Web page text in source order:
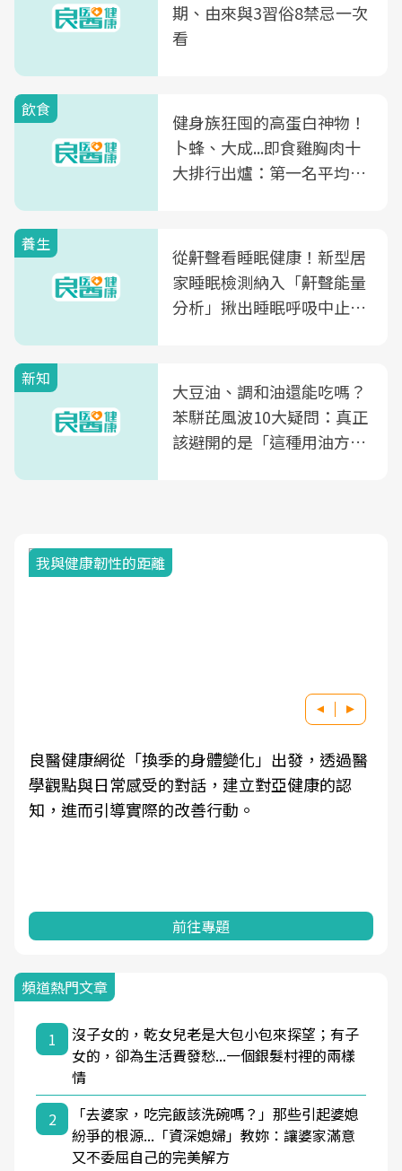
期、由來與3習俗8禁忌一次
看
飲食
健身族狂囤的高蛋白神物！
卜蜂、大成...即食雞胸肉十
大排行出爐：第一名平均一
養生
從鼾聲看睡眠健康！新型居
家睡眠檢測納入「鼾聲能量
分析」揪出睡眠呼吸中止症
新知
大豆油、調和油還能吃嗎？
苯駢芘風波10大疑問：真正
該避開的是「這種用油方
我與健康韌性的距離
良醫健康網從「換季的身體變化」出發，透過醫
學觀點與日常感受的對話，建立對亞健康的認
知，進而引導實際的改善行動。
前往專題
頻道熱門文章
1
沒子女的，乾女兒老是大包小包來探望；有子
女的，卻為生活費發愁...一個銀髮村裡的兩樣
情
2
「去婆家，吃完飯該洗碗嗎？」那些引起婆媳
紛爭的根源...「資深媳婦」教妳：讓婆家滿意
又不委屈自己的完美解方